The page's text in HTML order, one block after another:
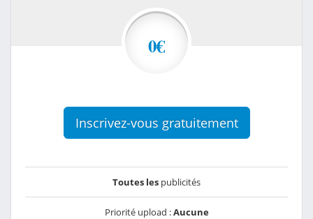
0€
Inscrivez-vous gratuitement
Toutes les publicités
Priorité upload :Aucune